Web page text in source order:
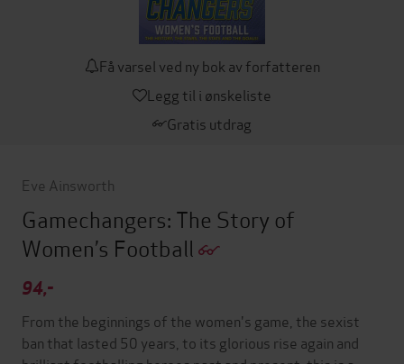
Få varsel ved ny bok av forfatteren
Legg til i ønskeliste
Gratis utdrag
Eve Ainsworth
Gamechangers: The Story of
Women’s Football
94,-
From the beginnings of the women's game, the sexist
ban that lasted 50 years, to its glorious rise again and